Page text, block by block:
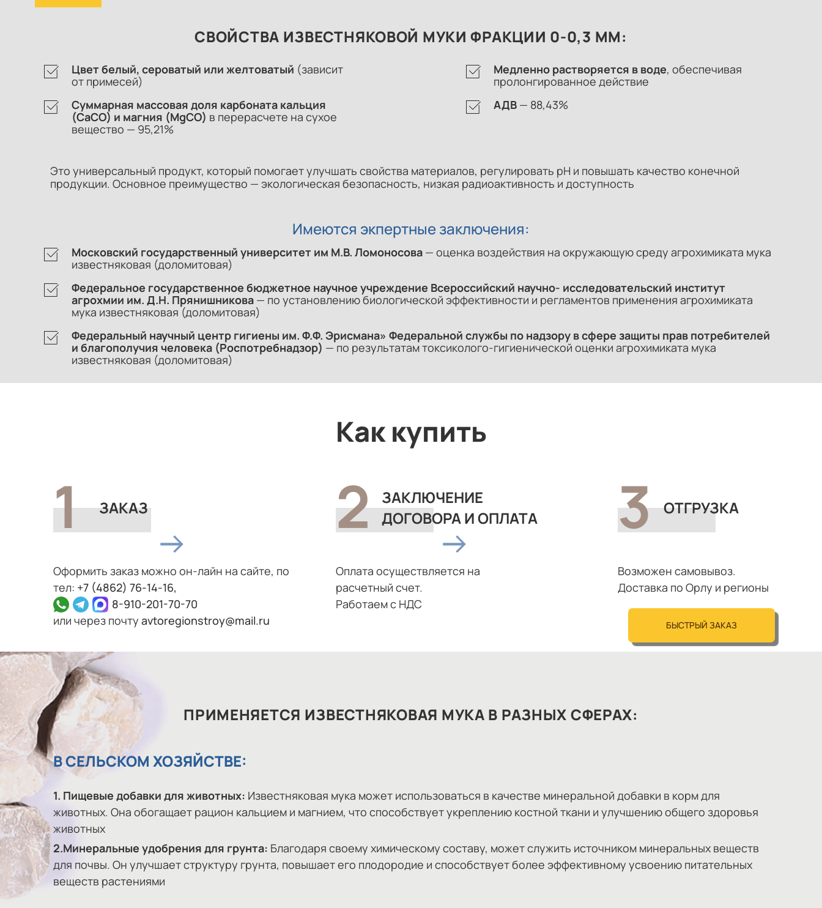
СВОЙСТВА ИЗВЕСТНЯКОВОЙ МУКИ ФРАКЦИИ 0-0,3 ММ:
Цвет белый, сероватый или желтоватый (зависит
от примесей)
Медленно растворяется в воде, обеспечивая
пролонгированное действие
Суммарная массовая доля карбоната кальция
(CaCO) и магния (MgCO) в перерасчете на сухое
вещество — 95,21%
АДВ — 88,43%
Это универсальный продукт, который помогает улучшать свойства материалов, регулировать pH и повышать качество конечной
продукции. Основное преимущество — экологическая безопасность, низкая радиоактивность и доступность
Имеются экпертные заключения:
Московский государственный университет им М.В. Ломоносова — оценка воздействия на окружающую среду агрохимиката мука
известняковая (доломитовая)
Федеральное государственное бюджетное научное учреждение Всероссийский научно- исследовательский институт
агрохмии им. Д.Н. Прянишникова — по установлению биологической эффективности и регламентов применения агрохимиката
мука известняковая (доломитовая)
Федеральный научный центр гигиены им. Ф.Ф. Эрисмана» Федеральной службы по надзору в сфере защиты прав потребителей
и благополучия человека (Роспотребнадзор) — по результатам токсиколого-гигиенической оценки агрохимиката мука
известняковая (доломитовая)
Как купить
ЗАКАЗ
Оформить заказ можно он-лайн на сайте, по
тел: +7 (4862) 76‑14‑16,
8-910-201-70-70
или через почту avtoregionstroy@mail.ru
ЗАКЛЮЧЕНИЕ
ДОГОВОРА И ОПЛАТА
Оплата осуществляется на
расчетный счет.
Работаем с НДС
ОТГРУЗКА
Возможен самовывоз.
Доставка по Орлу и регионы
БЫСТРЫЙ ЗАКАЗ
ПРИМЕНЯЕТСЯ ИЗВЕСТНЯКОВАЯ МУКА В РАЗНЫХ СФЕРАХ:
В СЕЛЬСКОМ ХОЗЯЙСТВЕ:
1. Пищевые добавки для животных: Известняковая мука может использоваться в качестве минеральной добавки в корм для
животных. Она обогащает рацион кальцием и магнием, что способствует укреплению костной ткани и улучшению общего здоровья
животных
2.Минеральные удобрения для грунта: Благодаря своему химическому составу, может служить источником минеральных веществ
для почвы. Он улучшает структуру грунта, повышает его плодородие и способствует более эффективному усвоению питательных
веществ растениями